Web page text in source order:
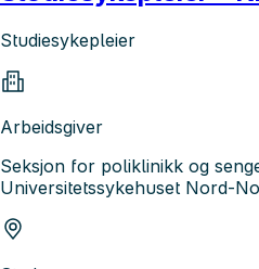
Studiesykepleier
Arbeidsgiver
Seksjon for poliklinikk og
Universitetssykehuset Nord-